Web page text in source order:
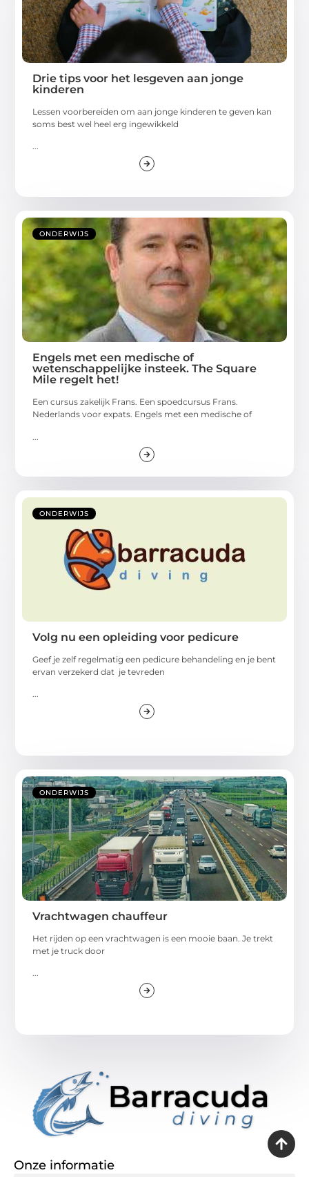
Drie tips voor het lesgeven aan jonge
kinderen
Lessen voorbereiden om aan jonge kinderen te geven kan
soms best wel heel erg ingewikkeld
...
ONDERWIJS
Engels met een medische of
wetenschappelijke insteek. The Square
Mile regelt het!
Een cursus zakelijk Frans. Een spoedcursus Frans.
Nederlands voor expats. Engels met een medische of
ONDERWIJS
Volg nu een opleiding voor pedicure
Geef je zelf regelmatig een pedicure behandeling en je bent
ervan verzekerd dat je tevreden
ONDERWIJS
Vrachtwagen chauffeur
Het rijden op een vrachtwagen is een mooie baan. Je trekt
met je truck door
...
Onze informatie